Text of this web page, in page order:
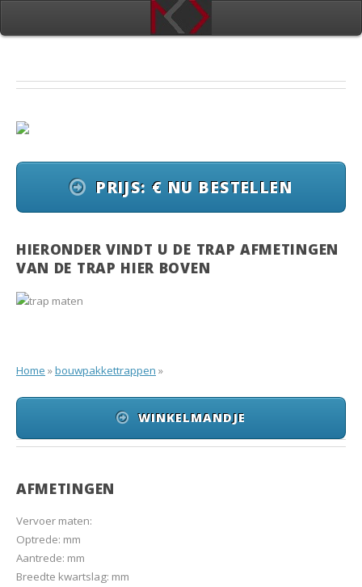
PRIJS: € NU BESTELLEN
HIERONDER VINDT U DE TRAP AFMETINGEN
VAN DE TRAP HIER BOVEN
Home »bouwpakkettrappen »
WINKELMANDJE
AFMETINGEN
Vervoer maten:
Optrede: mm
Aantrede: mm
Breedte kwartslag: mm